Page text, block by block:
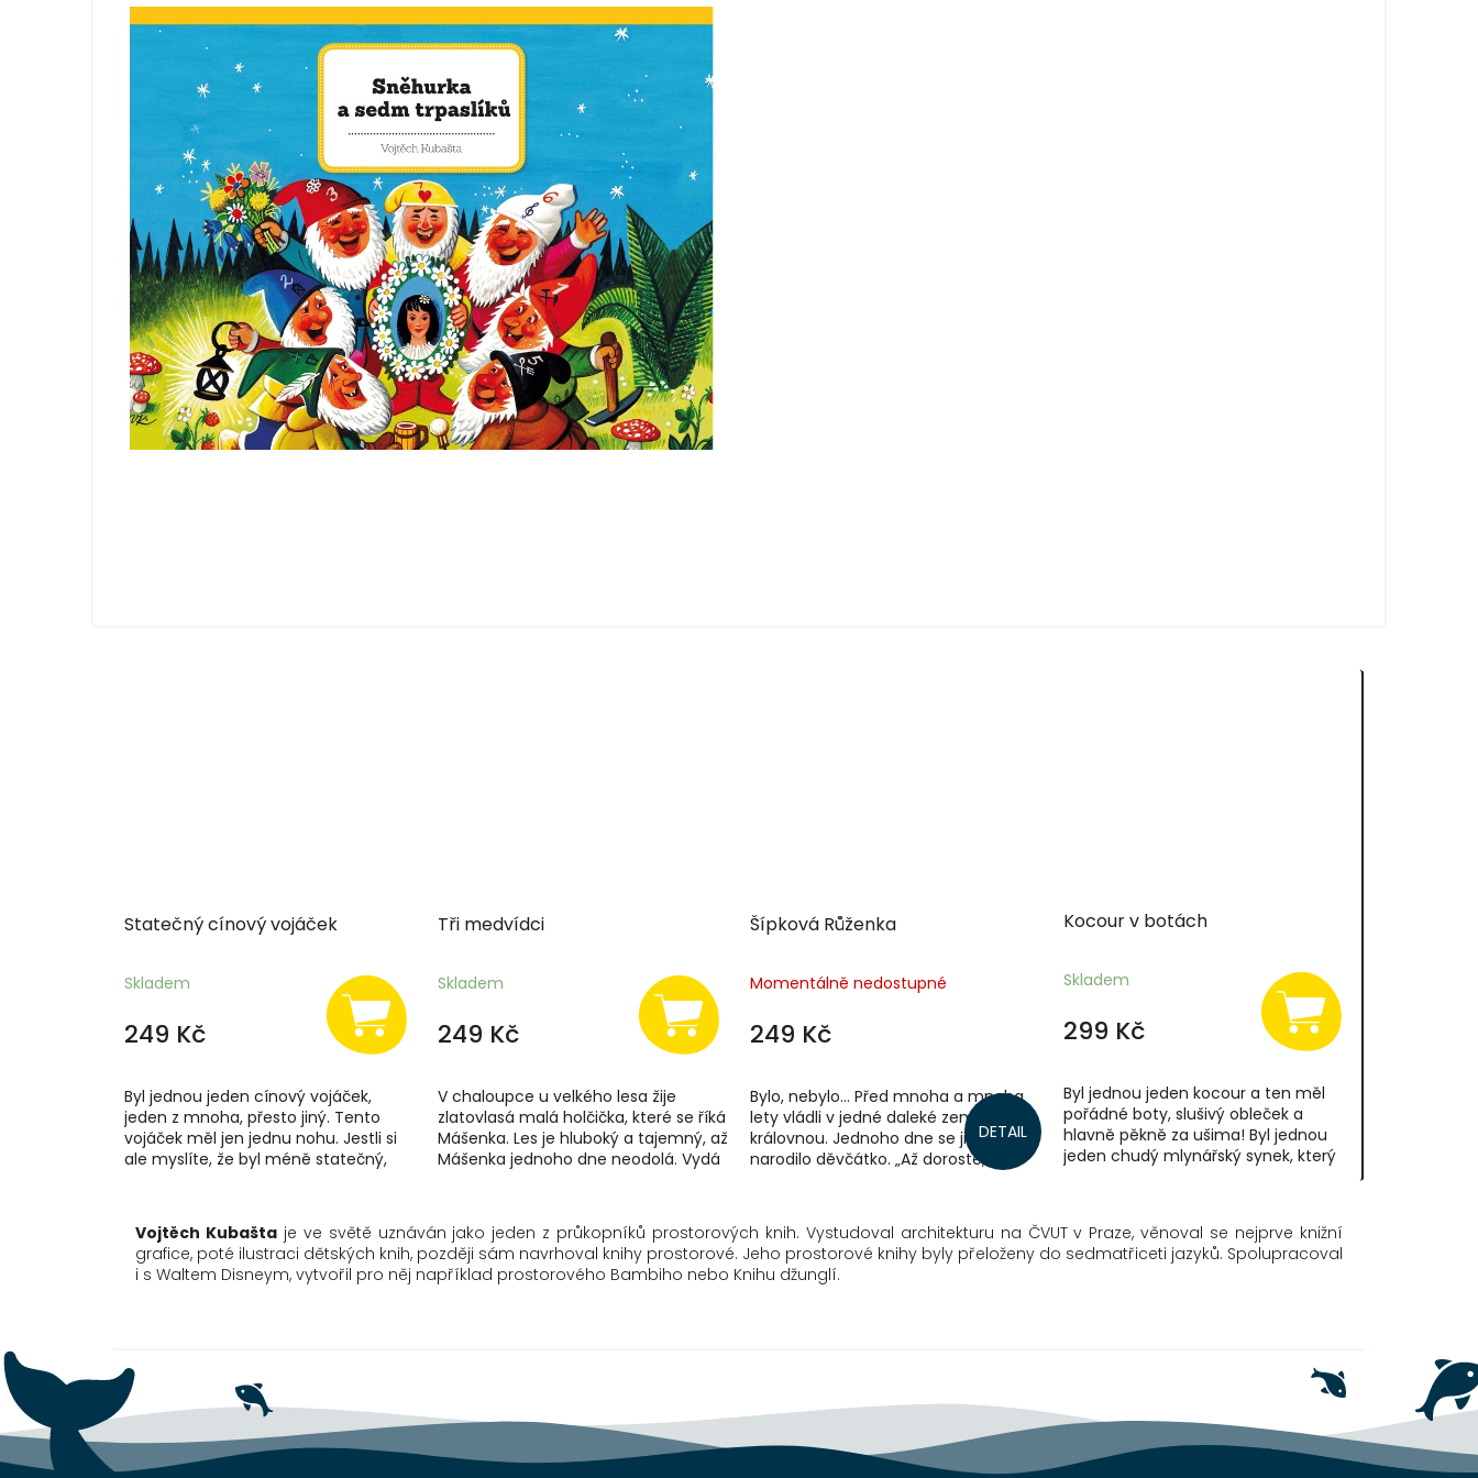
Statečný cínový vojáček
Skladem
249 Kč
Byl jednou jeden cínový vojáček,
jeden z mnoha, přesto jiný. Tento
vojáček měl jen jednu nohu. Jestli si
ale myslíte, že byl méně statečný,
Tři medvídci
Skladem
249 Kč
V chaloupce u velkého lesa žije
zlatovlasá malá holčička, které se říká
Mášenka. Les je hluboký a tajemný, až
Mášenka jednoho dne neodolá. Vydá
Šípková Růženka
Momentálně nedostupné
249 Kč
DETAIL
Bylo, nebylo… Před mnoha a mnoha
lety vládli v jedné daleké zemi král s
královnou. Jednoho dne se jim
narodilo děvčátko. „Až doroste,
Kocour v botách
Skladem
299 Kč
Byl jednou jeden kocour a ten měl
pořádné boty, slušivý obleček a
hlavně pěkně za ušima! Byl jednou
jeden chudý mlynářský synek, který
Vojtěch Kubaštaje ve světě uznáván jako jeden z průkopníků prostorových knih. Vystudoval architekturu na ČVUT v Praze, věnoval se nejprve knižní
grafice, poté ilustraci dětských knih, později sám navrhoval knihy prostorové. Jeho prostorové knihy byly přeloženy do sedmatřiceti jazyků. Spolupracoval
i s Waltem Disneym, vytvořil pro něj například prostorového Bambiho nebo Knihu džunglí.